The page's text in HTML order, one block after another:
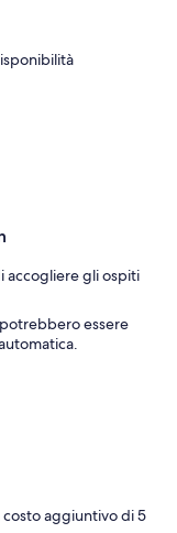
accogliere gli ospiti
essere
costo aggiuntivo di 5